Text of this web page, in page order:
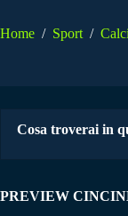
Home / Sport /
Cosa troverai in
PREVIEW